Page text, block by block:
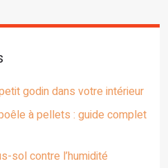
godin dans votre intérieur
à pellets : guide complet
sol contre l’humidité